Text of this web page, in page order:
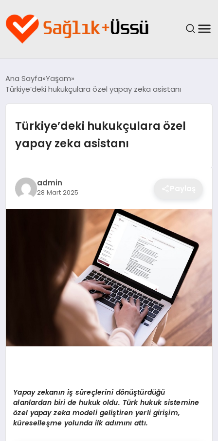
YAŞAM
SAĞLIK
GÜNCEL
BESLENME
Ana Sayfa Yaşam
Türkiye’deki hukukçulara özel yapay zeka asistanı
Türkiye’deki hukukçulara özel
yapay zeka asistanı
admin
28 Mart 2025
Yapay zekanın iş süreçlerini dönüştürdüğü
alanlardan biri de hukuk oldu. Türk hukuk sistemine
özel yapay zeka modeli geliştiren yerli girişim,
küreselleşme yolunda ilk adımınıattı.